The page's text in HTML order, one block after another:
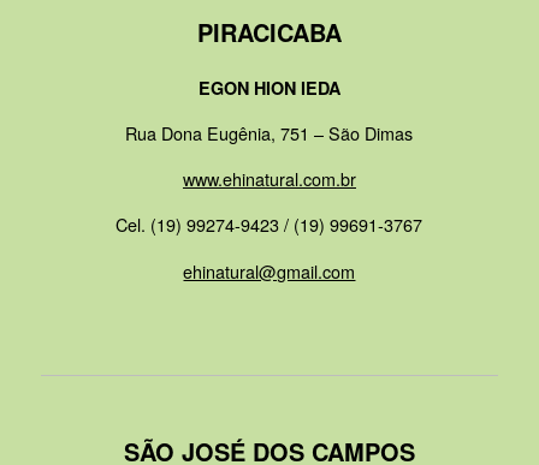
PIRACICABA
EGON HION IEDA
Rua Dona Eugênia, 751 – São Dimas
www.ehinatural.com.br
Cel. (19) 99274-9423 / (19) 99691-3767
ehinatural@gmail.com
SÃO JOSÉ DOS CAMPOS